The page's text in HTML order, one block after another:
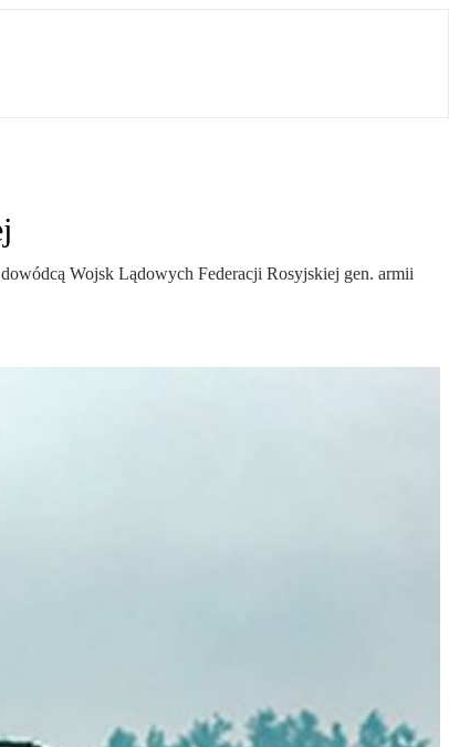
Wojsk Lądowych Federacji Rosyjskiej gen. armii